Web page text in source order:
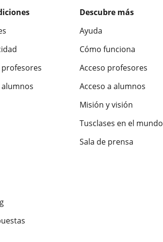
Descubre más
Ayuda
Cómo funciona
Acceso profesores
Acceso a alumnos
Misión y visión
Tusclases en el mundo
Sala de prensa